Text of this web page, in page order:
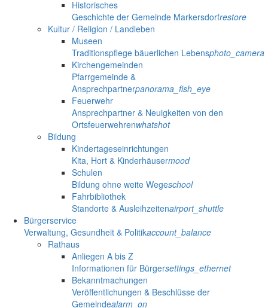
Historisches
Geschichte der Gemeinde Markersdorfrestore
Kultur / Religion / Landleben
Museen
Traditionspflege bäuerlichen Lebensphoto_camera
Kirchengemeinden
Pfarrgemeinde &
Ansprechpartnerpanorama_fish_eye
Feuerwehr
Ansprechpartner & Neuigkeiten von den
Ortsfeuerwehrenwhatshot
Bildung
Kindertageseinrichtungen
Kita, Hort & Kinderhäusermood
Schulen
Bildung ohne weite Wegeschool
Fahrbibliothek
Standorte & Ausleihzeitenairport_shuttle
Bürgerservice
Verwaltung, Gesundheit & Politikaccount_balance
Rathaus
Anliegen A bis Z
Informationen für Bürgersettings_ethernet
Bekanntmachungen
Veröffentlichungen & Beschlüsse der
Gemeindealarm_on